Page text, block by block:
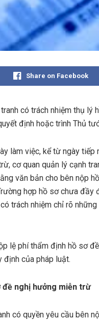
Share on Facebook
có trách nhiệm thụ
định hoặc trình Thủ
làm việc, kể từ ngày tiếp
cơ quan quản lý cạnh
văn bản cho bên nộp
hợp hồ sơ chưa đầy
trách nhiệm chỉ rõ
lệ phí thẩm định hồ sơ
định của pháp luật.
đề nghị hưởng miễn trừ
có quyền yêu cầu bên